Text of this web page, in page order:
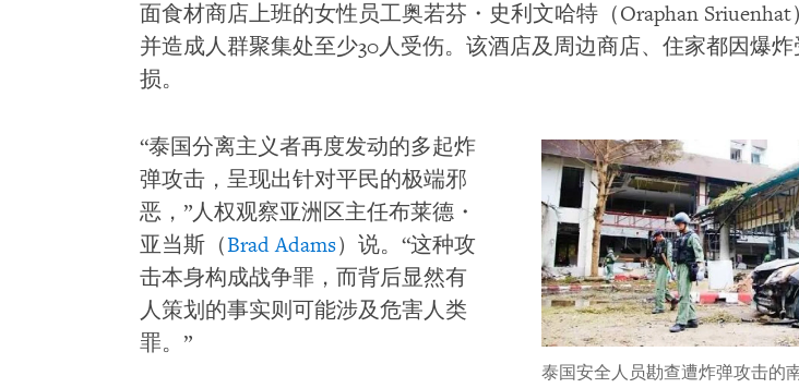
面食材商店上班的女性员工奥若芬・史利文哈特（Oraphan Sriuenhat
并造成人群聚集处至少30人受伤。该酒店及周边商店、住家都因爆炸
损。
泰国安全人员勘查遭炸弹攻击的
“泰国分离主义者再度发动的多起炸
弹攻击，呈现出针对平民的极端邪
恶，”人权观察亚洲区主任布莱德・
亚当斯（Brad Adams）说。“这种攻
击本身构成战争罪，而背后显然有
人策划的事实则可能涉及危害人类
罪。”